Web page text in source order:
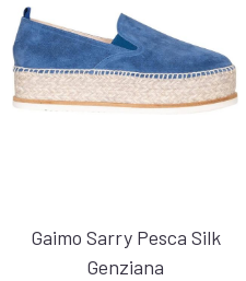
Gaimo Sarry Pesca Silk
Genziana